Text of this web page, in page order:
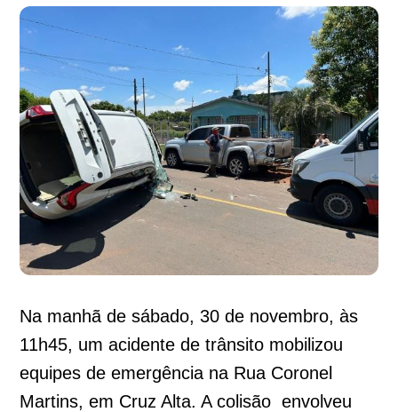
Na manhã de sábado, 30 de novembro, às
11h45, um acidente de trânsito mobilizou
equipes de emergência na Rua Coronel
Martins, em Cruz Alta. A colisão envolveu